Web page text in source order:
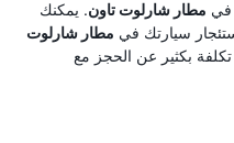
في مطار شارلوت تاون. يمكنك
مطار شارلوت
تكلفة بكثير عن الحجز مع